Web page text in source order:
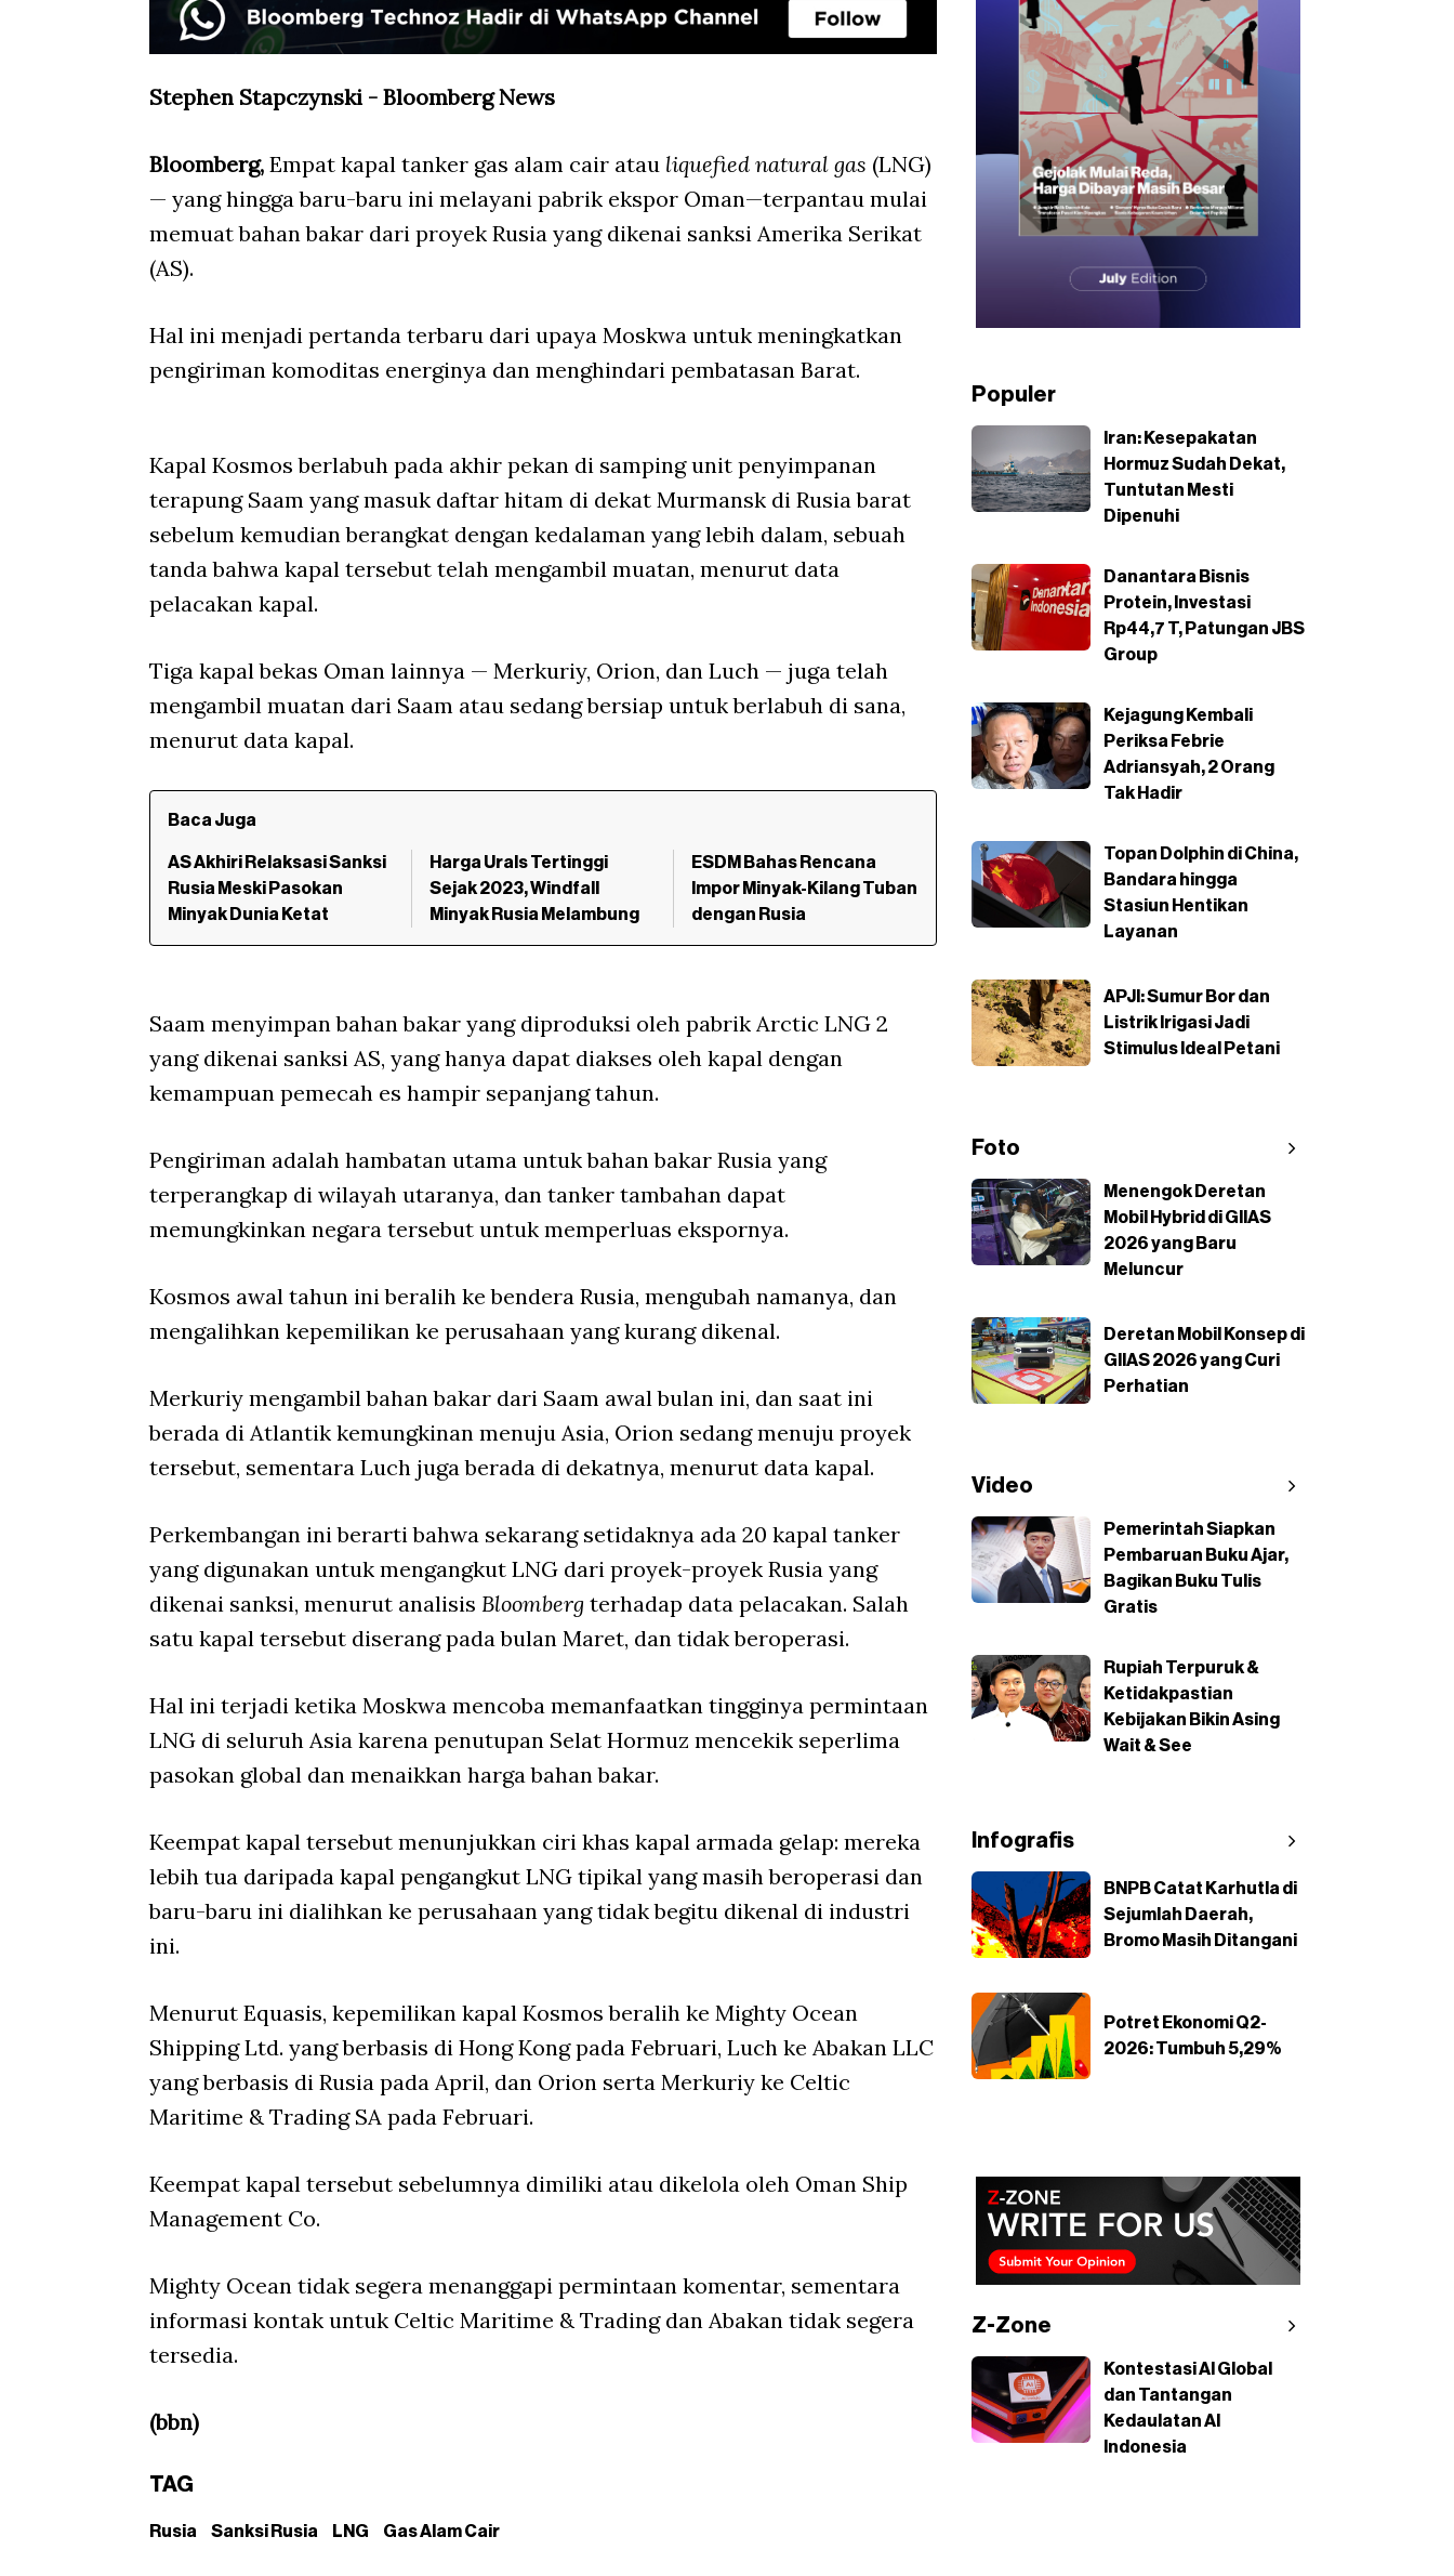
Stephen Stapczynski - Bloomberg News
Bloomberg, Empat kapal tanker gas alam cair atau liquefied natural gas (LNG)
— yang hingga baru-baru ini melayani pabrik ekspor Oman—terpantau mulai
memuat bahan bakar dari proyek Rusia yang dikenai sanksi Amerika Serikat
(AS).
Hal ini menjadi pertanda terbaru dari upaya Moskwa untuk meningkatkan
pengiriman komoditas energinya dan menghindari pembatasan Barat.
Kapal Kosmos berlabuh pada akhir pekan di samping unit penyimpanan
terapung Saam yang masuk daftar hitam di dekat Murmansk di Rusia barat
sebelum kemudian berangkat dengan kedalaman yang lebih dalam, sebuah
tanda bahwa kapal tersebut telah mengambil muatan, menurut data
pelacakan kapal.
Tiga kapal bekas Oman lainnya — Merkuriy, Orion, dan Luch — juga telah
mengambil muatan dari Saam atau sedang bersiap untuk berlabuh di sana,
menurut data kapal.
Baca Juga
AS Akhiri Relaksasi Sanksi
Rusia Meski Pasokan
Minyak Dunia Ketat
Harga Urals Tertinggi
Sejak 2023, Windfall
Minyak Rusia Melambung
ESDM Bahas Rencana
Impor Minyak-Kilang Tuban
dengan Rusia
Saam menyimpan bahan bakar yang diproduksi oleh pabrik Arctic LNG 2
yang dikenai sanksi AS, yang hanya dapat diakses oleh kapal dengan
kemampuan pemecah es hampir sepanjang tahun.
Pengiriman adalah hambatan utama untuk bahan bakar Rusia yang
terperangkap di wilayah utaranya, dan tanker tambahan dapat
memungkinkan negara tersebut untuk memperluas ekspornya.
Kosmos awal tahun ini beralih ke bendera Rusia, mengubah namanya, dan
mengalihkan kepemilikan ke perusahaan yang kurang dikenal.
Merkuriy mengambil bahan bakar dari Saam awal bulan ini, dan saat ini
berada di Atlantik kemungkinan menuju Asia, Orion sedang menuju proyek
tersebut, sementara Luch juga berada di dekatnya, menurut data kapal.
Perkembangan ini berarti bahwa sekarang setidaknya ada 20 kapal tanker
yang digunakan untuk mengangkut LNG dari proyek-proyek Rusia yang
dikenai sanksi, menurut analisis Bloomberg terhadap data pelacakan. Salah
satu kapal tersebut diserang pada bulan Maret, dan tidak beroperasi.
Hal ini terjadi ketika Moskwa mencoba memanfaatkan tingginya permintaan
LNG di seluruh Asia karena penutupan Selat Hormuz mencekik seperlima
pasokan global dan menaikkan harga bahan bakar.
Keempat kapal tersebut menunjukkan ciri khas kapal armada gelap: mereka
lebih tua daripada kapal pengangkut LNG tipikal yang masih beroperasi dan
baru-baru ini dialihkan ke perusahaan yang tidak begitu dikenal di industri
ini.
Menurut Equasis, kepemilikan kapal Kosmos beralih ke Mighty Ocean
Shipping Ltd. yang berbasis di Hong Kong pada Februari, Luch ke Abakan LLC
yang berbasis di Rusia pada April, dan Orion serta Merkuriy ke Celtic
Maritime & Trading SA pada Februari.
Keempat kapal tersebut sebelumnya dimiliki atau dikelola oleh Oman Ship
Management Co.
Mighty Ocean tidak segera menanggapi permintaan komentar, sementara
informasi kontak untuk Celtic Maritime & Trading dan Abakan tidak segera
tersedia.
(bbn)
TAG
Rusia Sanksi Rusia LNG Gas Alam Cair
Populer
Iran: Kesepakatan
Hormuz Sudah Dekat,
Tuntutan Mesti
Dipenuhi
Danantara Bisnis
Protein, Investasi
Rp44,7 T, Patungan JBS
Group
Kejagung Kembali
Periksa Febrie
Adriansyah, 2 Orang
Tak Hadir
Topan Dolphin di China,
Bandara hingga
Stasiun Hentikan
Layanan
APJI: Sumur Bor dan
Listrik Irigasi Jadi
Stimulus Ideal Petani
Foto
Menengok Deretan
Mobil Hybrid di GIIAS
2026 yang Baru
Meluncur
Deretan Mobil Konsep di
GIIAS 2026 yang Curi
Perhatian
Video
Pemerintah Siapkan
Pembaruan Buku Ajar,
Bagikan Buku Tulis
Gratis
Rupiah Terpuruk &
Ketidakpastian
Kebijakan Bikin Asing
Wait & See
Infografis
BNPB Catat Karhutla di
Sejumlah Daerah,
Bromo Masih Ditangani
Potret Ekonomi Q2-
2026: Tumbuh 5,29%
Z-Zone
Kontestasi AI Global
dan Tantangan
Kedaulatan AI
Indonesia